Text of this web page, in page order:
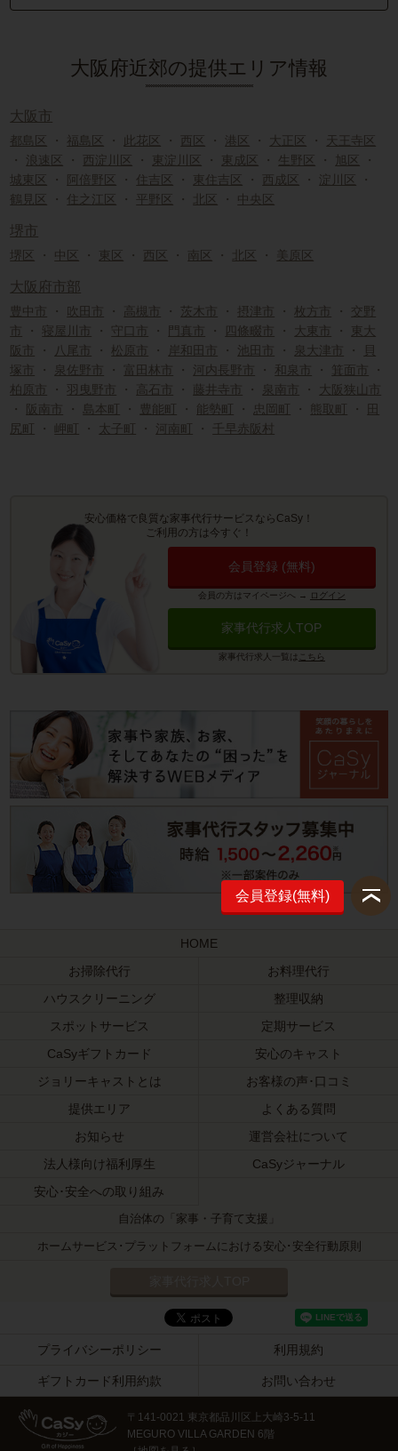
大阪府近郊の提供エリア情報
大阪市
都島区 ・ 福島区 ・ 此花区 ・ 西区 ・ 港区 ・ 大正区 ・
天王寺区
・ 浪速区 ・ 西淀川区 ・ 東淀川区 ・ 東成区 ・ 生野区 ・ 旭区
・
城東区
・ 阿倍野区 ・ 住吉区 ・ 東住吉区 ・ 西成区 ・ 淀川区
・
鶴見区
・ 住之江区 ・ 平野区 ・ 北区 ・ 中央区
堺市
堺区 ・ 中区 ・ 東区 ・ 西区 ・ 南区 ・ 北区 ・ 美原区
大阪府市部
豊中市 ・ 吹田市 ・ 高槻市 ・ 茨木市 ・ 摂津市 ・枚方市 ・ 交野
・ 寝屋川市 ・ 守口市 ・ 門真市 ・ 四條畷市 ・ 大東市 ・ 東大
阪市
・ 八尾市 ・ 松原市 ・ 岸和田市 ・ 池田市 ・ 泉大津市 ・
貝
塚市
・ 泉佐野市 ・ 富田林市 ・ 河内長野市 ・ 和泉市 ・ 箕面市
・
柏原市
・ 羽曳野市 ・ 高石市 ・ 藤井寺市 ・ 泉南市 ・
大阪狭山市
・
阪南市 ・ 島本町 ・ 豊能町 ・ 能勢町 ・ 忠岡町 ・ 熊取町 ・
田
尻町 ・ 岬町 ・ 太子町 ・ 河南町 ・ 千早赤阪村
安心価格で良質な家事代行サービスならCaSy！
ご利用の方は今すぐ！
会員登録 (無料)
会員の方はマイページへ → ログイン
家事代行求人TOP
家事代行求人一覧は こちら
会員登録(無料)
HOME
お掃除代行
お料理代行
ハウスクリーニング
整理収納
スポットサービス
定期サービス
CaSyギフトカード
安心のキャスト
ジョリーキャストとは
お客様の声･口コミ
提供エリア
よくある質問
お知らせ
運営会社について
法人様向け福利厚生
CaSyジャーナル
安心･安全への取り組み
自治体の「家事・子育て支援」
ホームサービス･プラットフォームにおける安心･安全行動原則
プライバシーポリシー 利用規約
ギフトカード利用約款 お問い合わせ
〒141-0021 東京都品川区上大崎3-5-11
MEGURO VILLA GARDEN 6階